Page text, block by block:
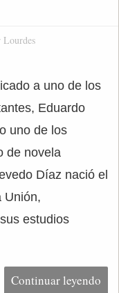
Lourdes
a uno de los
Eduardo
uno de los
de novela
Díaz nació el
Unión,
estudios
Continuar leyendo